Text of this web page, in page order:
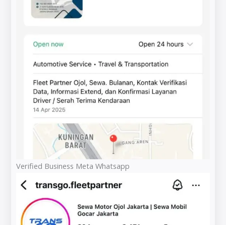
Verified Business Meta Whatsapp